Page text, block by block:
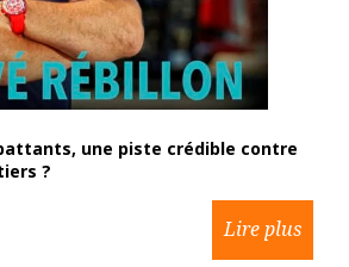
une piste crédible contre
?